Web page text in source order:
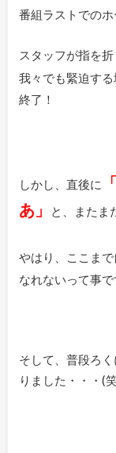
番組ラストでの
スタッフが指を
我々でも緊迫する
終了！
しかし、直後に
あ」
と、またま
やはり、ここま
なれないって事で
そして、普段ろ
りました・・・(